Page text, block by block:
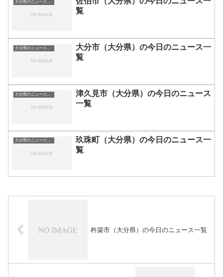
覧
大分市（大分県）の今日のニュース一
覧
津久見市（大分県）の今日のニュース
一覧
大分県のニュース一覧
玖珠町（大分県）の今日のニュース一
覧
杵築市（大分県）の今日のニュース一覧